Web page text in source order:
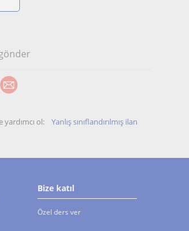
ol: Yanlış sınıflandırılmış ilan
Bize katıl
Özel ders ver